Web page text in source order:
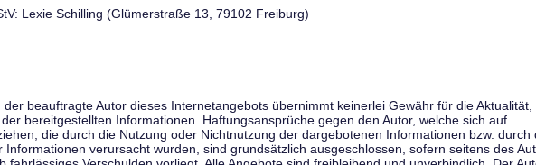
Lexie Schilling (Glümerstraße 13, 79102 Freiburg)
beauftragte Autor dieses Internetangebots übernimmt keinerlei Gewähr für die Aktualität,
bereitgestellten Informationen. Haftungsansprüche gegen den Autor, welche sich auf
die durch die Nutzung oder Nichtnutzung der dargebotenen Informationen bzw. durch
verursacht wurden, sind grundsätzlich ausgeschlossen, sofern seitens des